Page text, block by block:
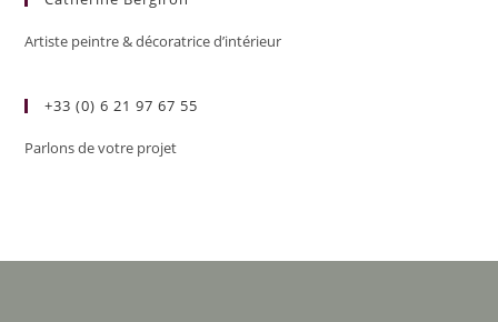
Artiste peintre & décoratrice d’intérieur
+33 (0) 6 21 97 67 55
Parlons de votre projet